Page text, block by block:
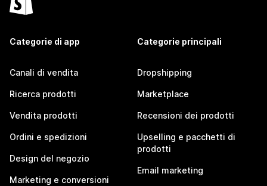
Categorie di app
Canali di vendita
Ricerca prodotti
Vendita prodotti
Ordini e spedizioni
Design del negozio
Marketing e conversioni
Categorie principali
Dropshipping
Marketplace
Recensioni dei prodotti
Upselling e pacchetti di
prodotti
Email marketing